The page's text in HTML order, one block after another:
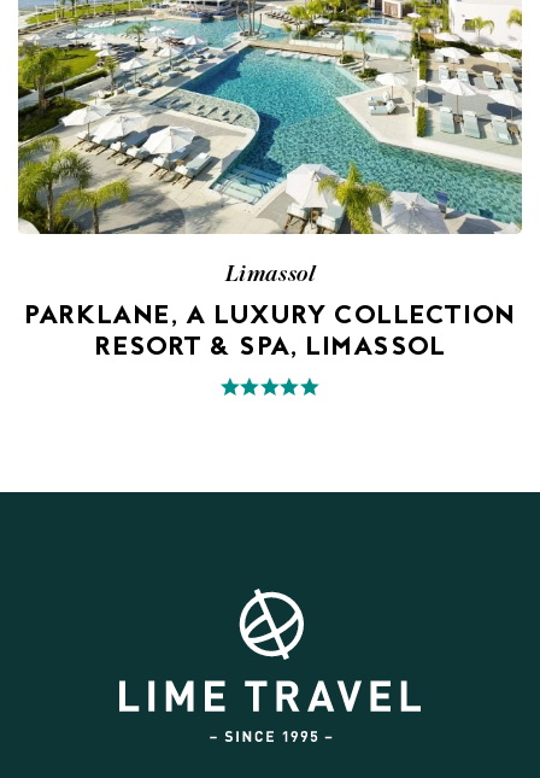
Limassol
PARKLANE, A LUXURY COLLECTION
RESORT & SPA, LIMASSOL